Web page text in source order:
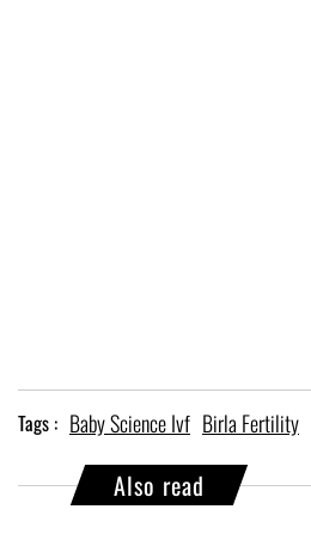
Tags : Baby Science Ivf Birla Fertility
Also read